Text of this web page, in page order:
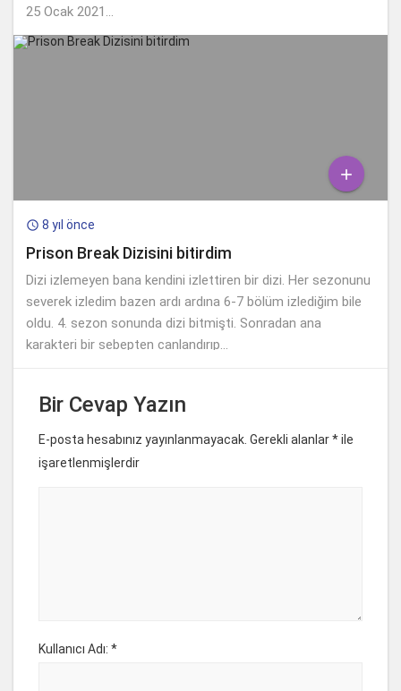
25 Ocak 2021...

 8 yıl önce
Prison Break Dizisini bitirdim
Dizi izlemeyen bana kendini izlettiren bir dizi. Her sezonunu
severek izledim bazen ardı ardına 6-7 bölüm izlediğim bile
oldu. 4. sezon sonunda dizi bitmişti. Sonradan ana
karakteri bir sebepten canlandırıp...
Bir Cevap Yazın
E-posta hesabınız yayınlanmayacak. Gerekli alanlar*ile
işaretlenmişlerdir
Kullanıcı Adı: *